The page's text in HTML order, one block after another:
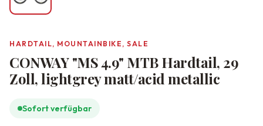
HARDTAIL, MOUNTAINBIKE, SALE
CONWAY "MS 4.9" MTB Hardtail, 29
Zoll, lightgrey matt/acid metallic
Sofort verfügbar